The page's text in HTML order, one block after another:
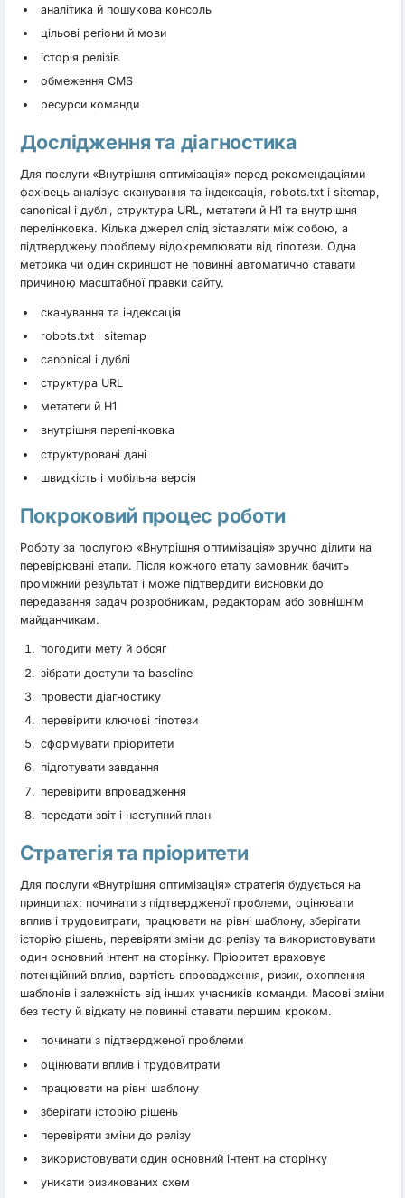
аналітика й пошукова консоль
цільові регіони й мови
історія релізів
обмеження CMS
ресурси команди
Дослідження та діагностика
Для послуги «Внутрішня оптимізація» перед рекомендаціями
фахівець аналізує сканування та індексація, robots.txt і sitemap,
canonical і дублі, структура URL, метатеги й H1 та внутрішня
перелінковка. Кілька джерел слід зіставляти між собою, а
підтверджену проблему відокремлювати від гіпотези. Одна
метрика чи один скриншот не повинні автоматично ставати
причиною масштабної правки сайту.
сканування та індексація
robots.txt і sitemap
canonical і дублі
структура URL
метатеги й H1
внутрішня перелінковка
структуровані дані
швидкість і мобільна версія
Покроковий процес роботи
Роботу за послугою «Внутрішня оптимізація» зручно ділити на
перевірювані етапи. Після кожного етапу замовник бачить
проміжний результат і може підтвердити висновки до
передавання задач розробникам, редакторам або зовнішнім
майданчикам.
погодити мету й обсяг
зібрати доступи та baseline
провести діагностику
перевірити ключові гіпотези
сформувати пріоритети
підготувати завдання
перевірити впровадження
передати звіт і наступний план
Стратегія та пріоритети
Для послуги «Внутрішня оптимізація» стратегія будується на
принципах: починати з підтвердженої проблеми, оцінювати
вплив і трудовитрати, працювати на рівні шаблону, зберігати
історію рішень, перевіряти зміни до релізу та використовувати
один основний інтент на сторінку. Пріоритет враховує
потенційний вплив, вартість впровадження, ризик, охоплення
шаблонів і залежність від інших учасників команди. Масові зміни
без тесту й відкату не повинні ставати першим кроком.
починати з підтвердженої проблеми
оцінювати вплив і трудовитрати
працювати на рівні шаблону
зберігати історію рішень
перевіряти зміни до релізу
використовувати один основний інтент на сторінку
уникати ризикованих схем